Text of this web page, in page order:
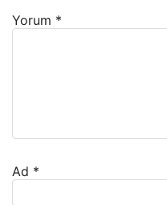
Yorum *
Ad *